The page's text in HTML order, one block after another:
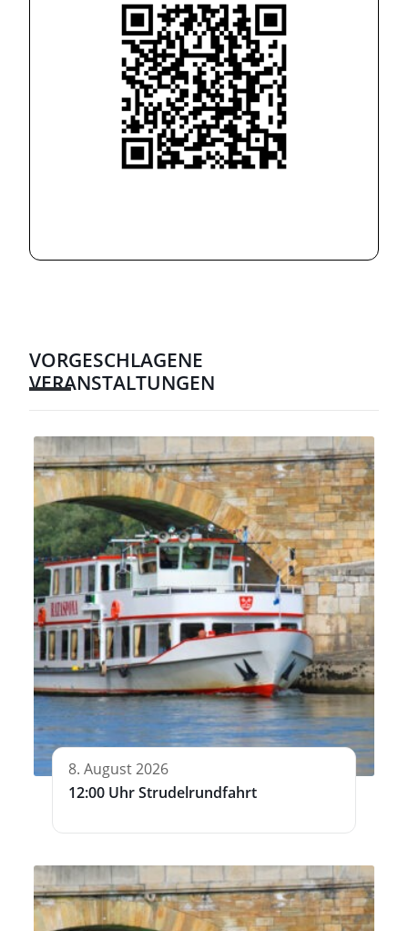
VORGESCHLAGENE
VERANSTALTUNGEN
8. August 2026
12:00 Uhr Strudelrundfahrt